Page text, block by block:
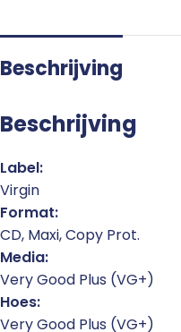
Beschrijving
Beschrijving
Label:
Virgin
Format:
CD, Maxi, Copy Prot.
Media:
Very Good Plus (VG+)
Hoes:
Very Good Plus (VG+)